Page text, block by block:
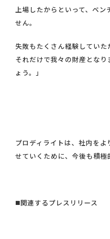
上場したからといって、ベン
せん。
失敗もたくさん経験していた
それだけで我々の財産とな
ょう。」
プロディライトは、社内を
せていくために、今後も積極
◼️関連するプレスリリース